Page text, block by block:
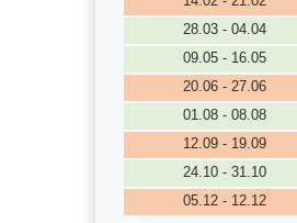
28.03 - 04.04
09.05 - 16.05
20.06 - 27.06
01.08 - 08.08
12.09 - 19.09
24.10 - 31.10
05.12 - 12.12